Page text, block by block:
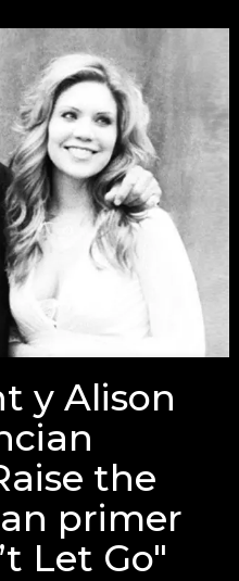
y Alison
the
primer
Let Go"